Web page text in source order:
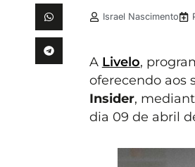
Israel Nascimento
A Livelo,
oferecendo aos
Insider,
dia 09 de abril